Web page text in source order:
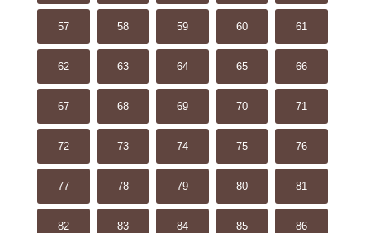
57 58 59 60 61
62 63 64 65 66
67 68 69 70 71
72 73 74 75 76
77 78 79 80 81
82 83 84 85 86